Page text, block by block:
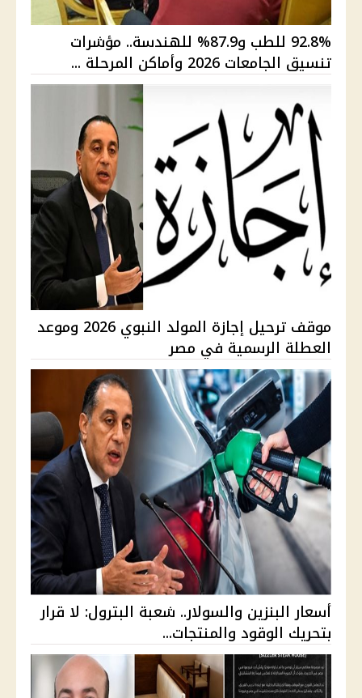
92.8% للطب و87.9% للهندسة.. مؤشرات
تنسيق الجامعات 2026 وأماكن المرحلة ...
موقف ترحيل إجازة المولد النبوي 2026 وموعد
العطلة الرسمية في مصر
أسعار البنزين والسولار.. شعبة البترول: لا قرار
بتحريك الوقود والمنتجات...